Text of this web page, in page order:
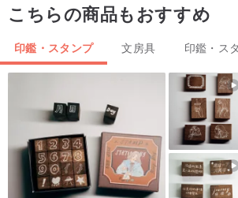
MDFで作った持ち手がついています。消しゴ
ッション材が入っています。｛5枚目の写真参
ですが、このようにクッション材が入ってい
試し押しをしているため、インクが少し残っ
が、捺すのには問題ありません。（なるべく
ます）
こちらの商品もおすすめ
印鑑・スタンプ 文房具 印鑑・ス